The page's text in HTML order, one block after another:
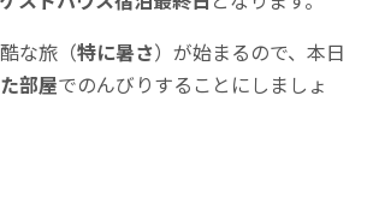
な旅（特に暑さ）が始まるので、本日
部屋でのんびりすることにしましょ